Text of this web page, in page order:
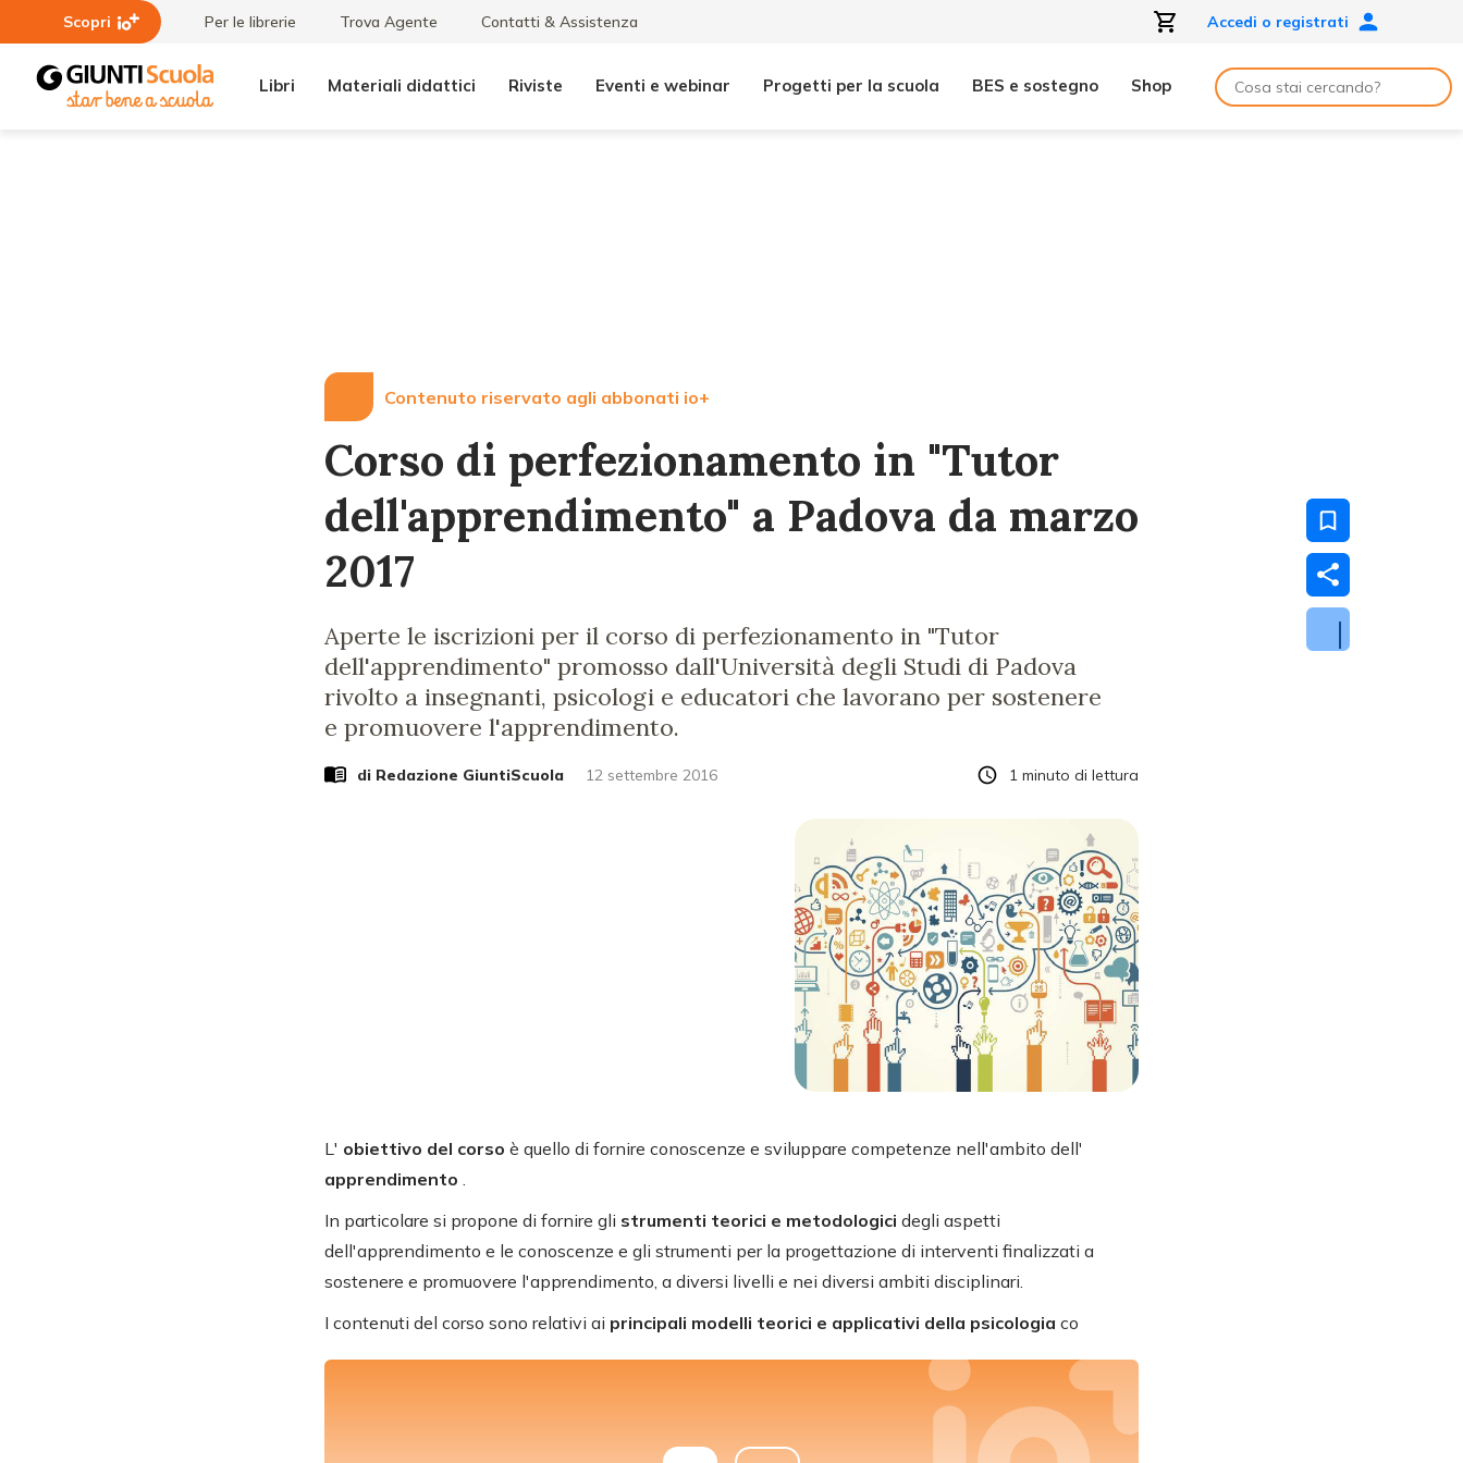
Scopri Per le librerie Trova Agente Contatti & Assistenza Accedi o registrati
Libri Materiali didattici Riviste Eventi e webinar Progetti per la scuola BES e sostegno Shop
Contenuto riservato agli abbonati io+
Corso di perfezionamento in "Tutor
dell'apprendimento" a Padova da marzo
2017
Aperte le iscrizioni per il corso di perfezionamento in "Tutor
dell'apprendimento" promosso dall'Università degli Studi di Padova
rivolto a insegnanti, psicologi e educatori che lavorano per sostenere
e promuovere l'apprendimento.
di Redazione GiuntiScuola 12 settembre 2016 1 minuto di lettura
L' obiettivo del corso è quello di fornire conoscenze e sviluppare competenze nell'ambito dell'
apprendimento .
In particolare si propone di fornire gli strumenti teorici e metodologici degli aspetti
dell'apprendimento e le conoscenze e gli strumenti per la progettazione di interventi finalizzati a
sostenere e promuovere l'apprendimento, a diversi livelli e nei diversi ambiti disciplinari.
I contenuti del corso sono relativi ai principali modelli teorici e applicativi della psicologia co